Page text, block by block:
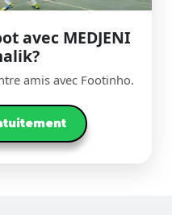
avec MEDJENI
amis avec Footinho.